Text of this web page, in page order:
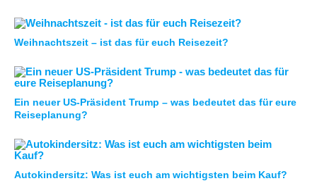
Weihnachtszeit – ist das für euch Reisezeit?
Ein neuer US-Präsident Trump – was bedeutet das für eure
Reiseplanung?
Autokindersitz: Was ist euch am wichtigsten beim Kauf?